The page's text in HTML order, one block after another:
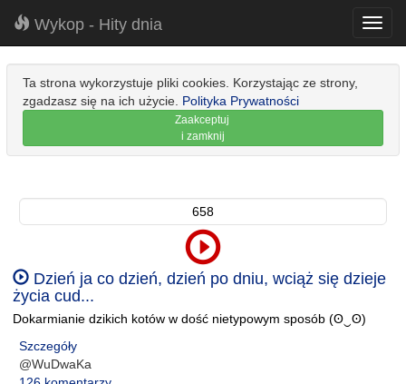
Wykop - Hity dnia
Ta strona wykorzystuje pliki cookies. Korzystając ze strony,
zgadzasz się na ich użycie. Polityka Prywatności
Zaakceptuj
i zamknij
658
Dzień ja co dzień, dzień po dniu, wciąż się dzieje
życia cud...
Dokarmianie dzikich kotów w dość nietypowym sposób (ʘ‿ʘ)
Szczegóły
@WuDwaKa